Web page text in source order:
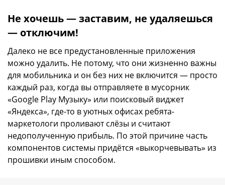
Не хочешь — заставим, не удаляешься
— отключим!
Далеко не все предустановленные приложения
можно удалить. Не потому, что они жизненно важны
для мобильника и он без них не включится — просто
каждый раз, когда вы отправляете в мусорник
«Google Play Музыку» или поисковый виджет
«Яндекса», где-то в уютных офисах ребята-
маркетологи проливают слёзы и считают
недополученную прибыль. По этой причине часть
компонентов системы придётся «выкорчевывать» из
прошивки иным способом.